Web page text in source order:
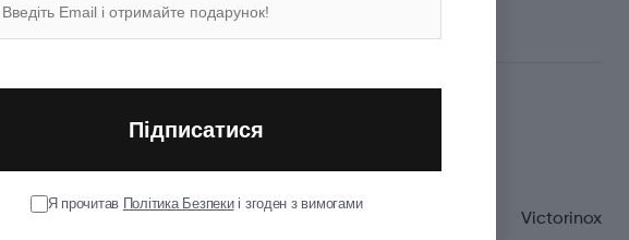
Victorinox
Підписатися
Я прочитав Політика Безпекиі згоден з вимогами